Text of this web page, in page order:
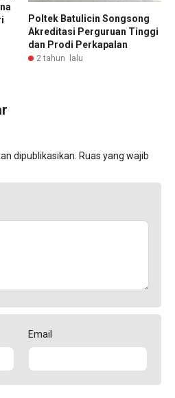
Poltek Batulicin Songsong
Akreditasi Perguruan Tinggi
dan Prodi Perkapalan
2 tahun lalu
dipublikasikan. Ruas yang wajib
Email